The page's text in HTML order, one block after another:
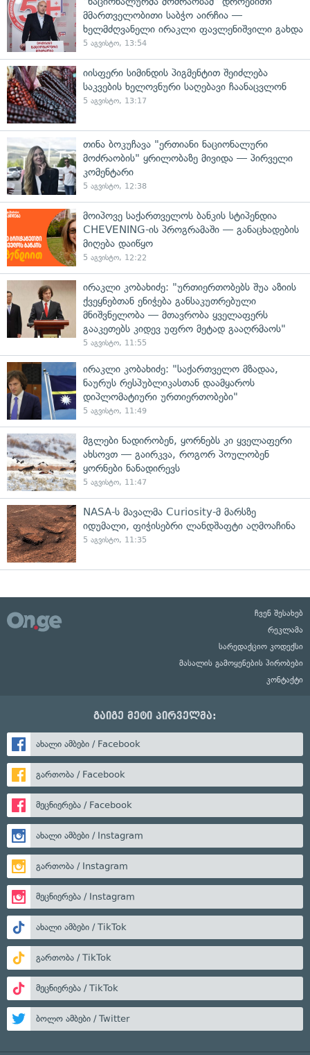
მმართველობითი საბჭო აირჩია —
ხელმძღვანელი ირაკლი ფავლენიშვილი გახდა
5 აგვისტო, 13:54
იისფერი სიმინდის პიგმენტით შეიძლება
საკვების ხელოვნური საღებავი ჩაანაცვლონ
5 აგვისტო, 13:17
თინა ბოკუჩავა "ერთიანი ნაციონალური
მოძრაობის" ყრილობაზე მივიდა — პირველი
კომენტარი
5 აგვისტო, 12:38
მოიპოვე საქართველოს ბანკის სტიპენდია
CHEVENING-ის პროგრამაში — განაცხადების
მიღება დაიწყო
5 აგვისტო, 12:22
ირაკლი კობახიძე: "ურთიერთობებს შუა აზიის
ქვეყნებთან ენიჭება განსაკუთრებული
მნიშვნელობა — მთავრობა ყველაფერს
გააკეთებს კიდევ უფრო მეტად გააღრმაოს"
5 აგვისტო, 11:55
ირაკლი კობახიძე: "საქართველო მზადაა,
ნაურუს რესპუბლიკასთან დაამყაროს
დიპლომატიური ურთიერთობები"
5 აგვისტო, 11:49
მგლები ნადირობენ, ყორნებს კი ყველაფერი
ახსოვთ — გაირკვა, როგორ პოულობენ
ყორნები ნანადირევს
5 აგვისტო, 11:47
NASA-ს მავალმა Curiosity-მ მარსზე
იდუმალი, ფიჭისებრი ლანდშაფტი აღმოაჩინა
5 აგვისტო, 11:35
ჩვენ შესახებ
რეკლამა
სარედაქციო კოდექსი
მასალის გამოყენების პირობები
კონტაქტი
გაიგე მეტი პირველმა:
ახალი ამბები / Facebook
გართობა / Facebook
მეცნიერება / Facebook
ახალი ამბები / Instagram
გართობა / Instagram
მეცნიერება / Instagram
ახალი ამბები / TikTok
გართობა / TikTok
მეცნიერება / TikTok
ბოლო ამბები / Twitter